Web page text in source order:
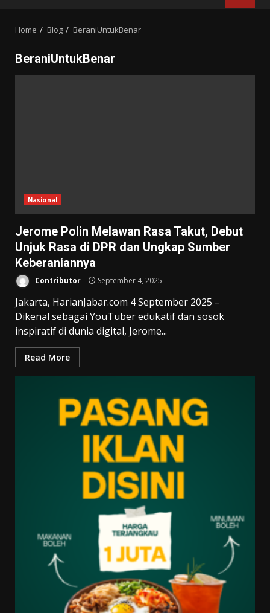
Home Blog BeraniUntukBenar
BeraniUntukBenar
Nasional
Jerome Polin Melawan Rasa Takut, Debut
Unjuk Rasa di DPR dan Ungkap Sumber
Keberaniannya
Contributor September 4, 2025
Jakarta, HarianJabar.com 4 September 2025 –
Dikenal sebagai YouTuber edukatif dan sosok
inspiratif di dunia digital, Jerome...
Read More